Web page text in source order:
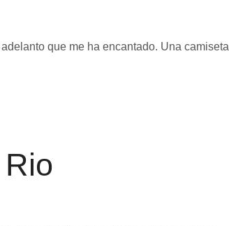
que me ha encantado. Una camiseta